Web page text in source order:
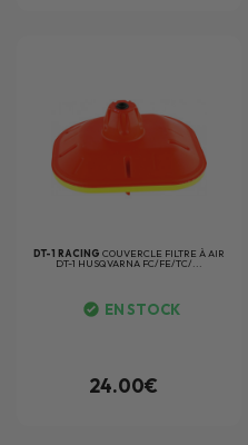
DT-1 RACING COUVERCLE FILTRE À AIR
DT-1 HUSQVARNA FC/FE/TC/...
EN STOCK
24.00€